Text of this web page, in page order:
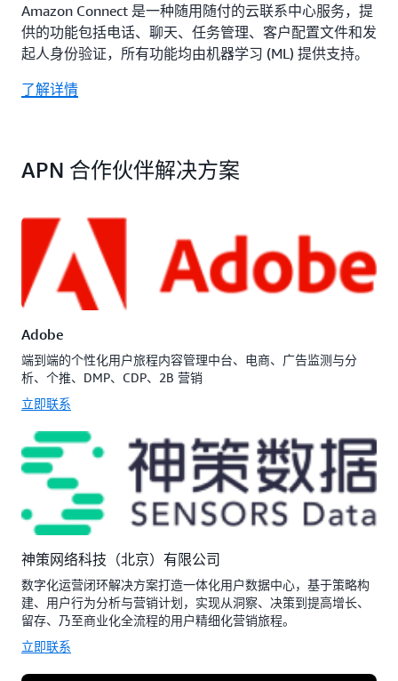
Amazon Connect 是一种随用随付的云联系中心服务，提
供的功能包括电话、聊天、任务管理、客户配置文件和发
起人身份验证，所有功能均由机器学习 (ML) 提供支持。
了解详情
APN 合作伙伴解决方案
Adobe
端到端的个性化用户旅程内容管理中台、电商、广告监测与分
析、个推、DMP、CDP、2B 营销
立即联系
神策网络科技（北京）有限公司
数字化运营闭环解决方案打造一体化用户数据中心，基于策略构
建、用户行为分析与营销计划，实现从洞察、决策到提高增长、
留存、乃至商业化全流程的用户精细化营销旅程。
立即联系